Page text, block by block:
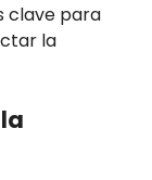
clave para
la